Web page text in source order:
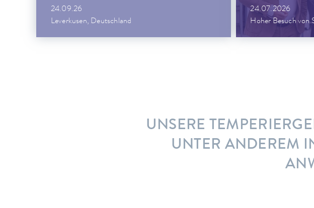
24.09.26
Leverkusen, Deutschland
24.07.2026
Hoher Besuch von
UNSERE
UNTER ANDEREM